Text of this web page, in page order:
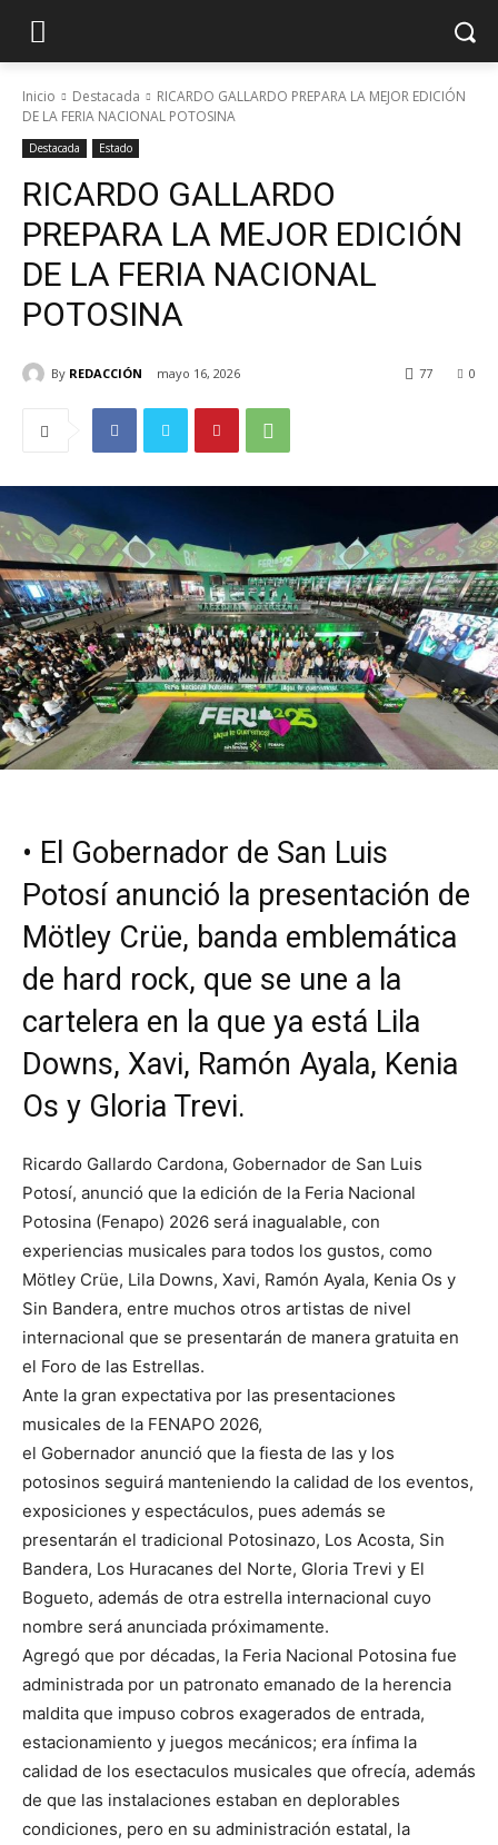
Inicio Destacada
RICARDO GALLARDO PREPARA LA MEJOR EDICIÓN
DE LA FERIA NACIONAL POTOSINA
Destacada Estado
RICARDO GALLARDO
PREPARA LA MEJOR EDICIÓN
DE LA FERIA NACIONAL
POTOSINA
By REDACCIÓN mayo 16, 2026 0
77
•⁠ ⁠El Gobernador de San Luis
Potosí anunció la presentación de
Mötley Crüe, banda emblemática
de hard rock, que se une a la
cartelera en la que ya está Lila
Downs, Xavi, Ramón Ayala, Kenia
Os y Gloria Trevi.
Ricardo Gallardo Cardona, Gobernador de San Luis
Potosí, anunció que la edición de la Feria Nacional
Potosina (Fenapo) 2026 será inagualable, con
experiencias musicales para todos los gustos, como
Mötley Crüe, Lila Downs, Xavi, Ramón Ayala, Kenia Os y
Sin Bandera, entre muchos otros artistas de nivel
internacional que se presentarán de manera gratuita en
el Foro de las Estrellas.
Ante la gran expectativa por las presentaciones
musicales de la FENAPO 2026,
el Gobernador anunció que la fiesta de las y los
potosinos seguirá manteniendo la calidad de los eventos,
exposiciones y espectáculos, pues además se
presentarán el tradicional Potosinazo, Los Acosta, Sin
Bandera, Los Huracanes del Norte, Gloria Trevi y El
Bogueto, además de otra estrella internacional cuyo
nombre será anunciada próximamente.
Agregó que por décadas, la Feria Nacional Potosina fue
administrada por un patronato emanado de la herencia
maldita que impuso cobros exagerados de entrada,
estacionamiento y juegos mecánicos; era ínfima la
calidad de los esectaculos musicales que ofrecía, además
de que las instalaciones estaban en deplorables
condiciones, pero en su administración estatal, la